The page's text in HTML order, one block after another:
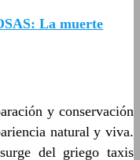
La muerte
y conservación
natural y viva.
del griego taxis